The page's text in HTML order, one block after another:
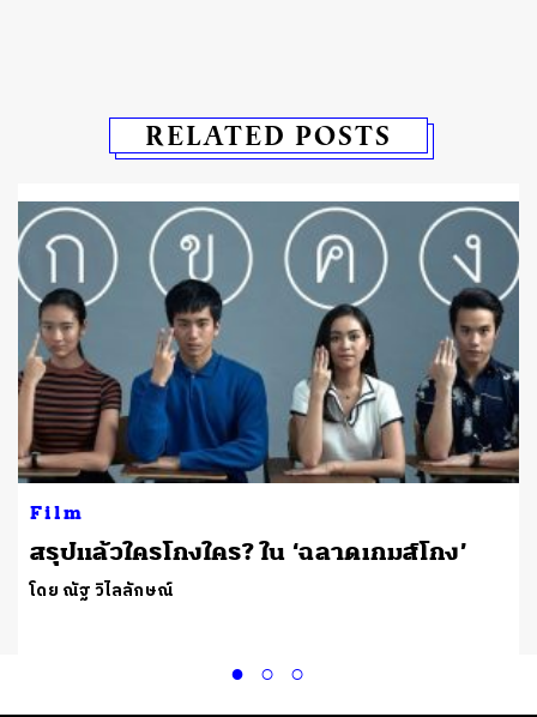
RELATED POSTS
Film
สรุปแล้วใครโกงใคร? ใน ‘ฉลาดเกมส์โกง’
โดย ณัฐ วิไลลักษณ์